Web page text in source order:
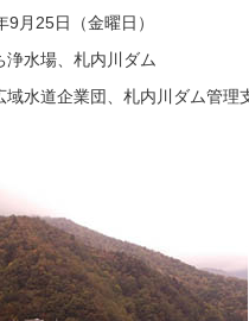
月25日（金曜日）
水場、札内川ダム
水道企業団、札内川ダム管理